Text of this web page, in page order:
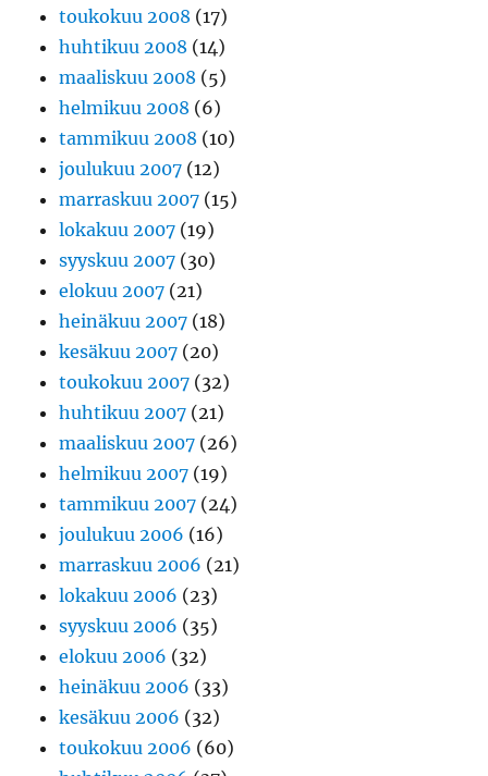
toukokuu 2008 (17)
huhtikuu 2008 (14)
maaliskuu 2008 (5)
helmikuu 2008 (6)
tammikuu 2008 (10)
joulukuu 2007 (12)
marraskuu 2007 (15)
lokakuu 2007 (19)
syyskuu 2007 (30)
elokuu 2007 (21)
heinäkuu 2007 (18)
kesäkuu 2007 (20)
toukokuu 2007 (32)
huhtikuu 2007 (21)
maaliskuu 2007 (26)
helmikuu 2007 (19)
tammikuu 2007 (24)
joulukuu 2006 (16)
marraskuu 2006 (21)
lokakuu 2006 (23)
syyskuu 2006 (35)
elokuu 2006 (32)
heinäkuu 2006 (33)
kesäkuu 2006 (32)
toukokuu 2006 (60)